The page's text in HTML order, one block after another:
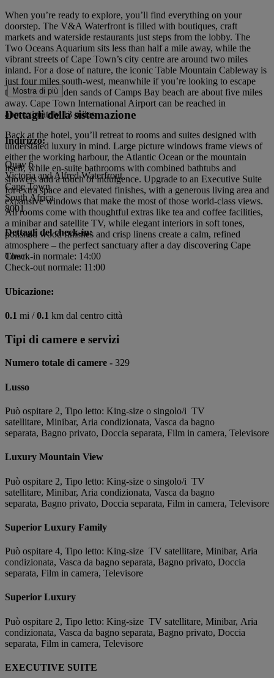
When you’re ready to explore, you’ll find everything on your
doorstep. The V&A Waterfront is filled with boutiques, craft
markets and waterside restaurants just steps from the lobby. The
Two Oceans Aquarium sits less than half a mile away, while the
vibrant streets of Cape Town’s city centre are around two miles
inland. For a dose of nature, the iconic Table Mountain Cableway is
just four miles south-west, meanwhile if you’re looking to escape
the city, the golden sands of Camps Bay beach are about five miles
away. Cape Town International Airport can be reached in
approximately 13 miles.
Back at the hotel, you’ll retreat to rooms and suites designed with
understated luxury in mind. Large picture windows frame views of
either the working harbour, the Atlantic Ocean or the mountain
itself, while en-suite bathrooms with combined bathtubs and
showers add a touch of indulgence. Upgrade to an Executive Suite
for extra space and elevated finishes, with a generous living area and
expansive windows that make the most of those world-class views.
All rooms come with thoughtful extras like tea and coffee facilities,
a minibar and satellite TV, while elegant interiors in soft tones,
polished wood finishes and crisp linens create a calm, refined
atmosphere – the perfect sanctuary after a day discovering Cape
Town.
Mostra di più
Dettagli della sistemazione
Indirizzo:
Quay 6
Victoria and Alfred Waterfront
Cape Town
South Africa
8001
Dettagli del check-in:
Check-in normale: 14:00
Check-out normale: 11:00
Ubicazione:
0.1 mi /0.1 km dal centro città
Tipi di camere e servizi
Numero totale di camere - 329
Lusso
Può ospitare 2, Tipo letto: King-size o singolo/i TV
satellitare, Minibar, Aria condizionata, Vasca da bagno
separata, Bagno privato, Doccia separata, Film in camera, Televisore
Luxury Mountain View
Può ospitare 2, Tipo letto: King-size o singolo/i TV
satellitare, Minibar, Aria condizionata, Vasca da bagno
separata, Bagno privato, Doccia separata, Film in camera, Televisore
Superior Luxury Family
Può ospitare 4, Tipo letto: King-size TV satellitare, Minibar, Aria
condizionata, Vasca da bagno separata, Bagno privato, Doccia
separata, Film in camera, Televisore
Superior Luxury
Può ospitare 2, Tipo letto: King-size TV satellitare, Minibar, Aria
condizionata, Vasca da bagno separata, Bagno privato, Doccia
separata, Film in camera, Televisore
EXECUTIVE SUITE